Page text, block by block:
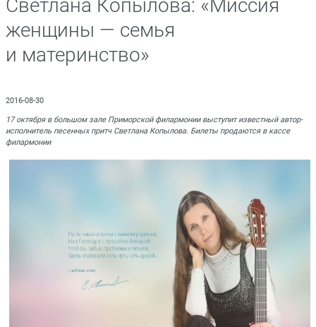
Светлана Копылова: «Миссия
женщины — семья
и материнство»
2016-08-30
17 октября в большом зале Приморской филармонии выступит известный автор-
исполнитель песенных притч Светлана Копылова. Билеты продаются в кассе
филармонии